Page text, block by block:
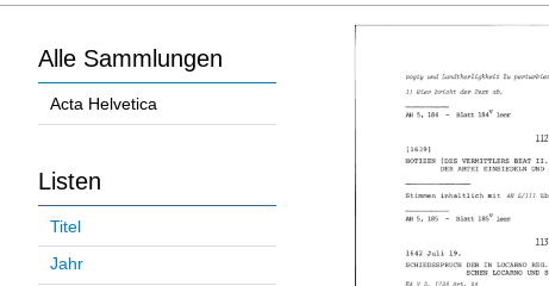
Alle Sammlungen
Acta Helvetica
Listen
Titel
Jahr